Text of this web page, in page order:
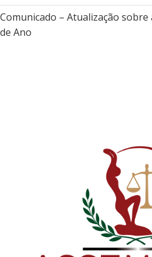
Comunicado – Atualização
de Ano